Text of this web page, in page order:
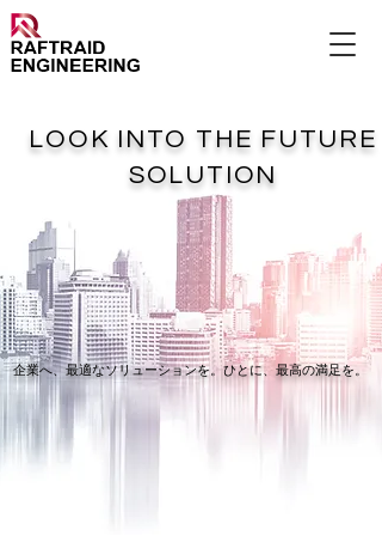
LOOK INTO THE FUTURE
SOLUTION
企業へ、最適なソリューションを。ひとに、最高の満足を。